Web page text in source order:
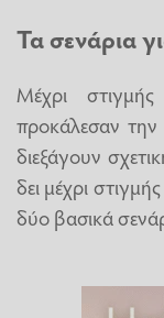
Τα σενάρια
Μέχρι στιγμής
προκάλεσαν την
διεξάγουν
δει μέχρι
δύο βασικά